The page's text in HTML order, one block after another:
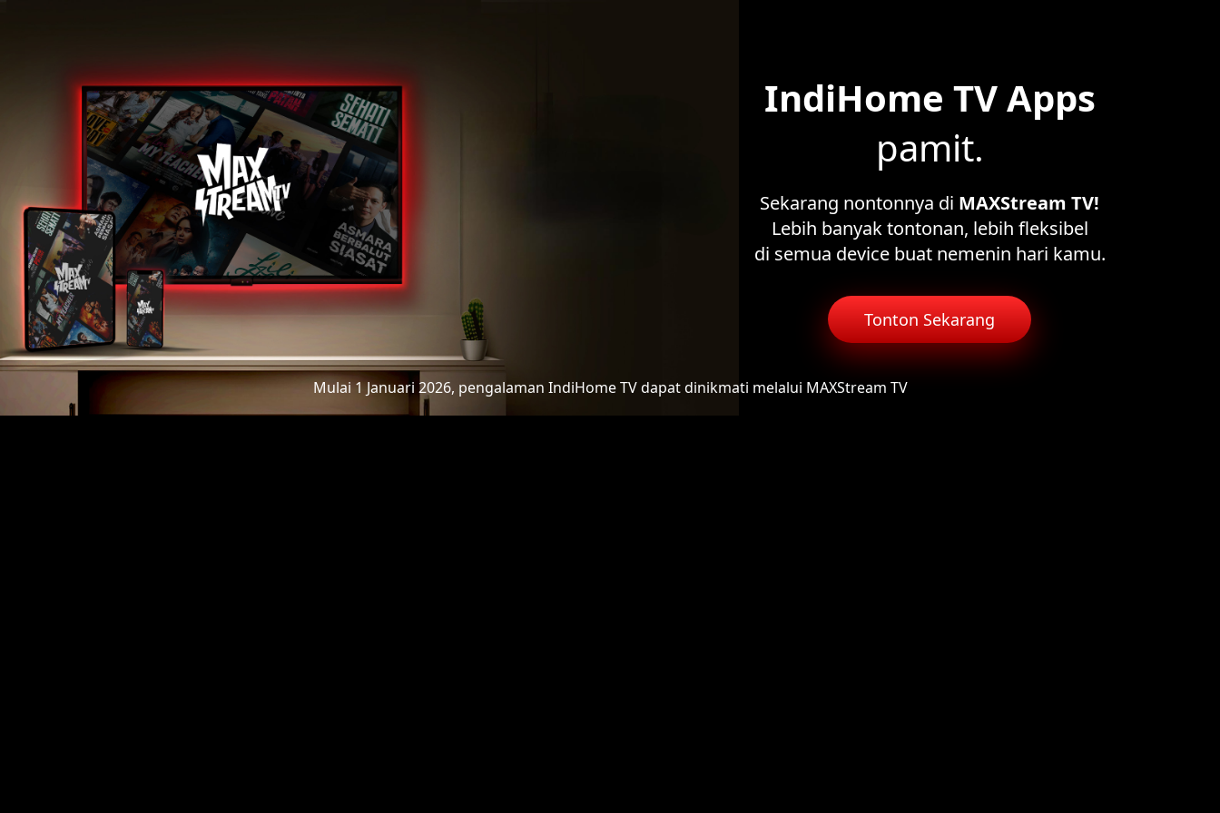
IndiHome TV Apps
pamit.
Sekarang nontonnya di MAXStream TV!
Lebih banyak tontonan, lebih fleksibel
di semua device buat nemenin hari kamu.
Tonton Sekarang
Mulai 1 Januari 2026, pengalaman IndiHome TVdapat dinikmati melalui MAXStream TV